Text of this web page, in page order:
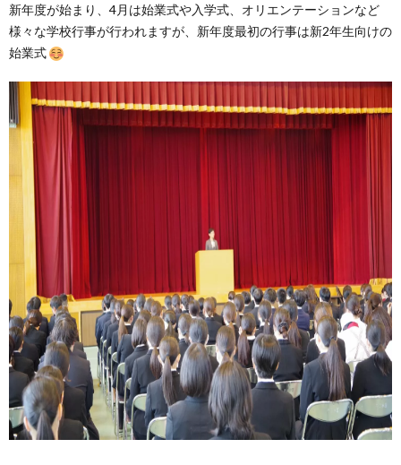
新年度が始まり、4月は始業式や入学式、オリエンテーションなど
様々な学校行事が行われますが、新年度最初の行事は新2年生向けの
始業式